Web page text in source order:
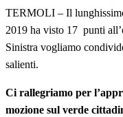
TERMOLI – Il
2019 ha visto 17 punti
Sinistra vogliamo
salienti.
Ci rallegriamo per
mozione sul verde